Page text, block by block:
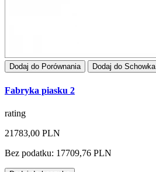
Dodaj do Porównania Dodaj do Schowka
Fabryka piasku 2
rating
21783,00 PLN
Bez podatku: 17709,76 PLN